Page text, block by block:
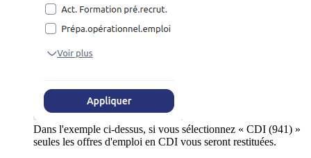
Dans l'exemple ci-dessus, si vous sélectionnez « CDI (941) »
seules les offres d'emploi en CDI vous seront restituées.